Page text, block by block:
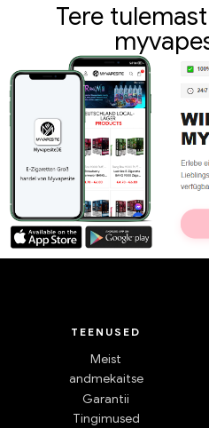
Tere
TEENUSED
Meist
andmekaitse
Garantii
Tingimused